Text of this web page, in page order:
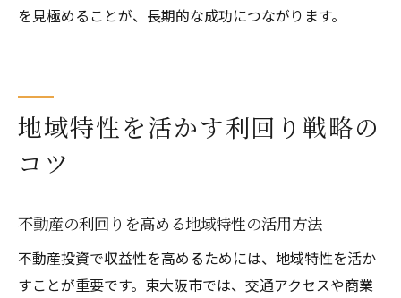
を見極めることが、長期的な成功につながります。
地域特性を活かす利回り戦略の
コツ
不動産の利回りを高める地域特性の活用方法
不動産投資で収益性を高めるためには、地域特性を活か
すことが重要です。東大阪市では、交通アクセスや商業